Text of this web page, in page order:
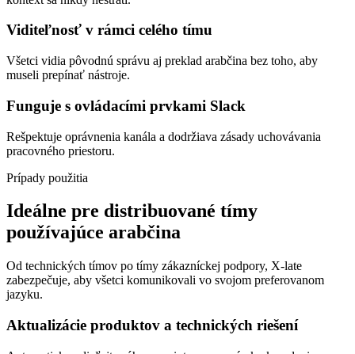
Viditeľnosť v rámci celého tímu
Všetci vidia pôvodnú správu aj preklad arabčina bez toho, aby
museli prepínať nástroje.
Funguje s ovládacími prvkami Slack
Rešpektuje oprávnenia kanála a dodržiava zásady uchovávania
pracovného priestoru.
Prípady použitia
Ideálne pre distribuované tímy
používajúce arabčina
Od technických tímov po tímy zákazníckej podpory, X-late
zabezpečuje, aby všetci komunikovali vo svojom preferovanom
jazyku.
Aktualizácie produktov a technických riešení